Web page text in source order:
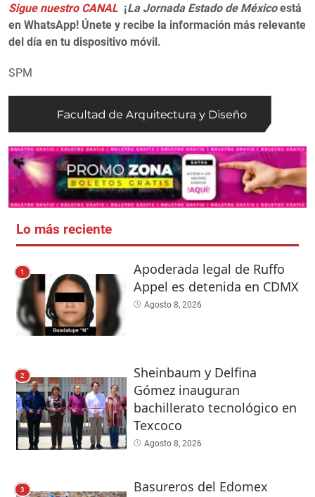
Sigue nuestro CANAL ¡La Jornada Estado de Méxicoestá
en WhatsApp! Únete y recibe la información más relevante
del día en tu dispositivo móvil.
SPM
Lo más reciente
1
Apoderada legal de Ruffo
Appel es detenida en CDMX
Agosto 8, 2026
2
Sheinbaum y Delfina
Gómez inauguran
bachillerato tecnológico en
Texcoco
Agosto 8, 2026
3
Basureros del Edomex